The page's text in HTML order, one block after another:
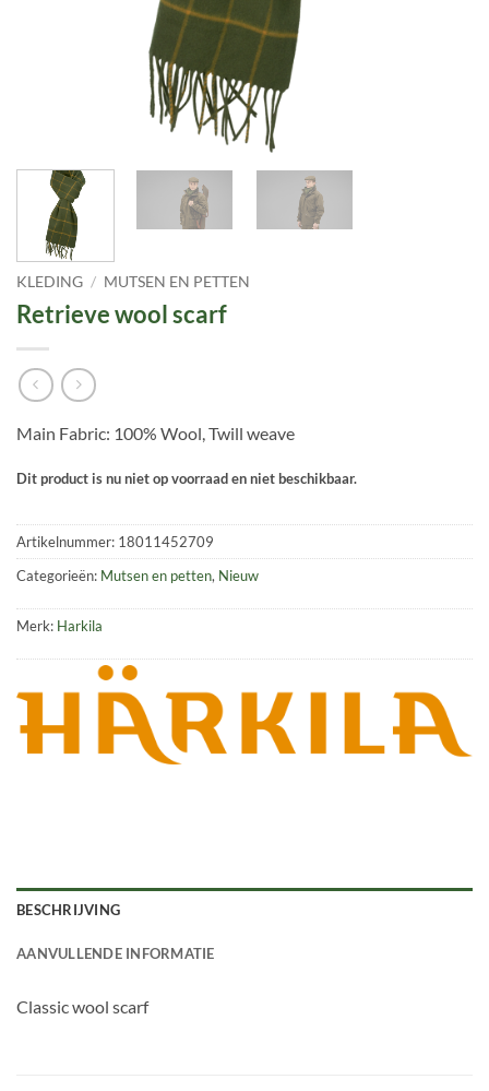
KLEDING / MUTSEN EN PETTEN
Retrieve wool scarf
Main Fabric: 100% Wool, Twill weave
Dit product is nu niet op voorraad en niet beschikbaar.
Artikelnummer: 18011452709
Categorieën: Mutsen en petten, Nieuw
Merk: Harkila
BESCHRIJVING
AANVULLENDE INFORMATIE
Classic wool scarf